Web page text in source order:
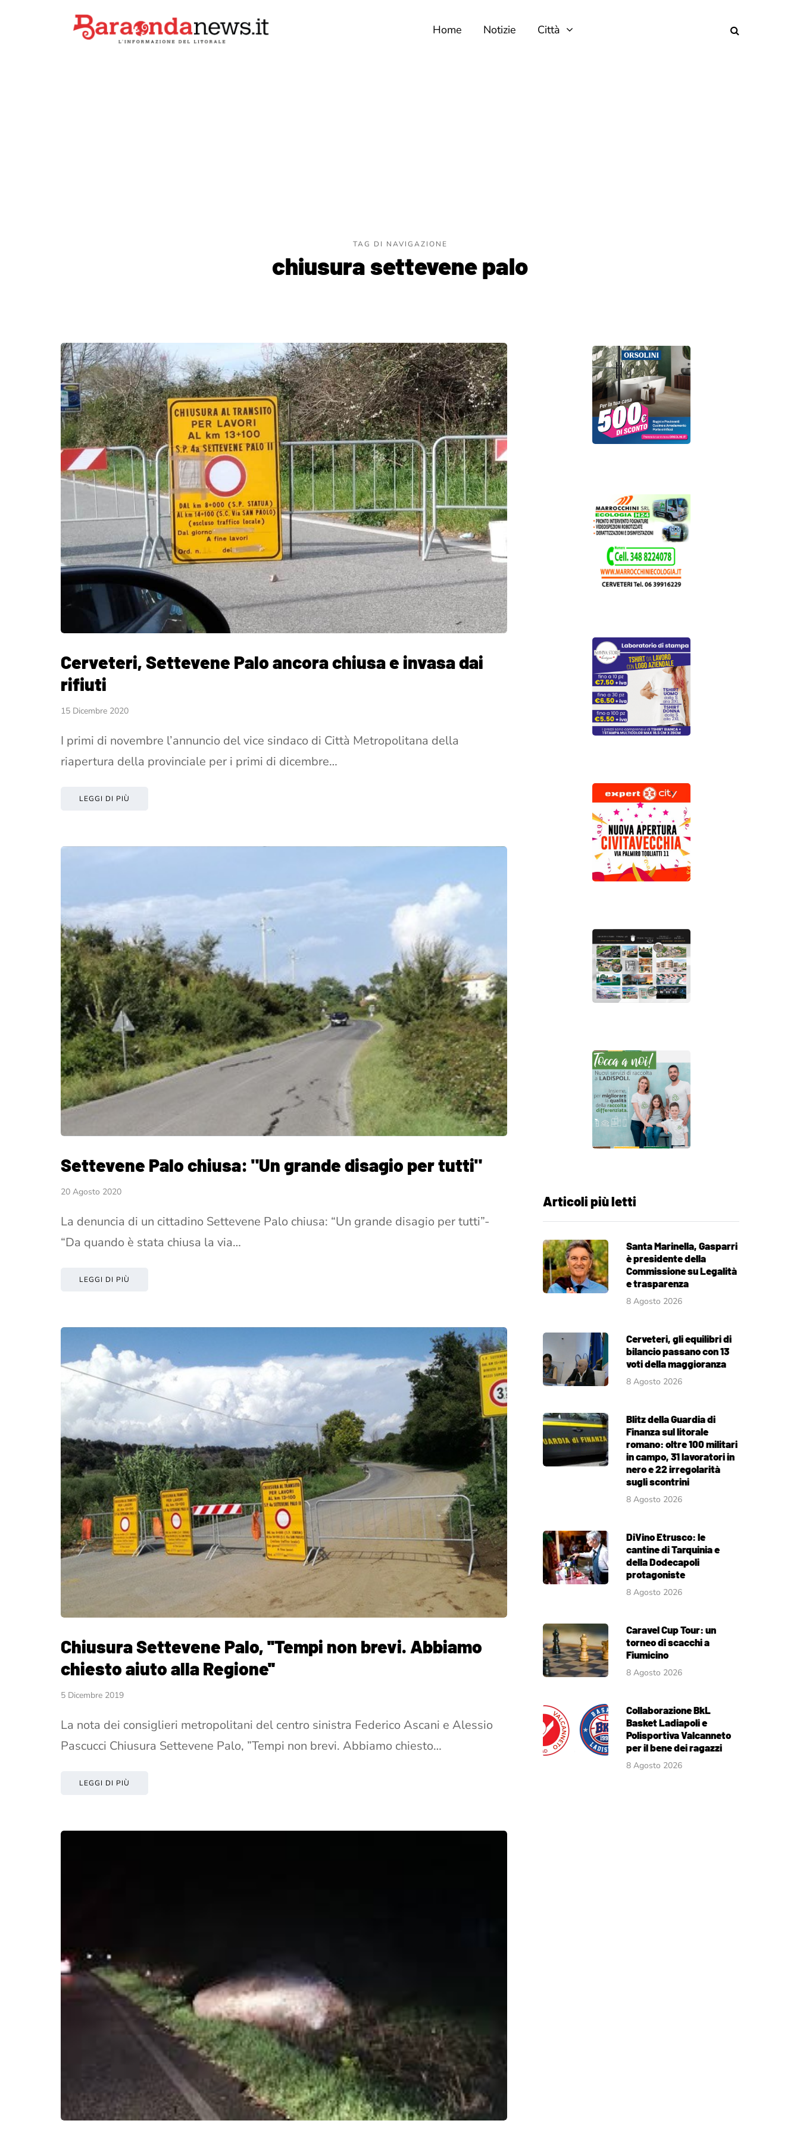
Home Notizie Città
TAG DI NAVIGAZIONE
chiusura settevene palo
Cerveteri, Settevene Palo ancora chiusa e invasa dai
rifiuti
15 Dicembre 2020
I primi di novembre l’annuncio del vice sindaco di Città Metropolitana della
riapertura della provinciale per i primi di dicembre…
LEGGI DI PIÙ
Settevene Palo chiusa: "Un grande disagio per tutti"
20 Agosto 2020
La denuncia di un cittadino Settevene Palo chiusa: “Un grande disagio per tutti”-
“Da quando è stata chiusa la via…
LEGGI DI PIÙ
Chiusura Settevene Palo, ''Tempi non brevi. Abbiamo
chiesto aiuto alla Regione''
5 Dicembre 2019
La nota dei consiglieri metropolitani del centro sinistra Federico Ascani e Alessio
Pascucci Chiusura Settevene Palo, ”Tempi non brevi. Abbiamo chiesto…
LEGGI DI PIÙ
Articoli più letti
Santa Marinella, Gasparri
è presidente della
Commissione su Legalità
e trasparenza
8 Agosto 2026
Cerveteri, gli equilibri di
bilancio passano con 13
voti della maggioranza
8 Agosto 2026
Blitz della Guardia di
Finanza sul litorale
romano: oltre 100 militari
in campo, 31 lavoratori in
nero e 22 irregolarità
sugli scontrini
8 Agosto 2026
DiVino Etrusco: le
cantine di Tarquinia e
della Dodecapoli
protagoniste
8 Agosto 2026
Caravel Cup Tour: un
torneo di scacchi a
Fiumicino
8 Agosto 2026
Collaborazione BkL
Basket Ladiapoli e
Polisportiva Valcanneto
per il bene dei ragazzi
8 Agosto 2026